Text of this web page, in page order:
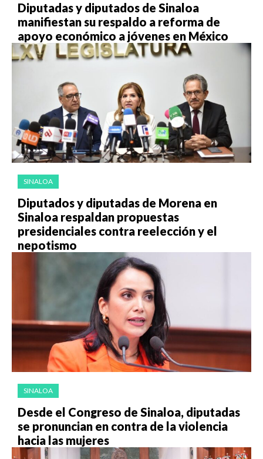
Diputadas y diputados de Sinaloa
manifiestan su respaldo a reforma de
apoyo económico a jóvenes en México
SINALOA
Diputados y diputadas de Morena en
Sinaloa respaldan propuestas
presidenciales contra reelección y el
nepotismo
SINALOA
Desde el Congreso de Sinaloa, diputadas
se pronuncian en contra de la violencia
hacia las mujeres